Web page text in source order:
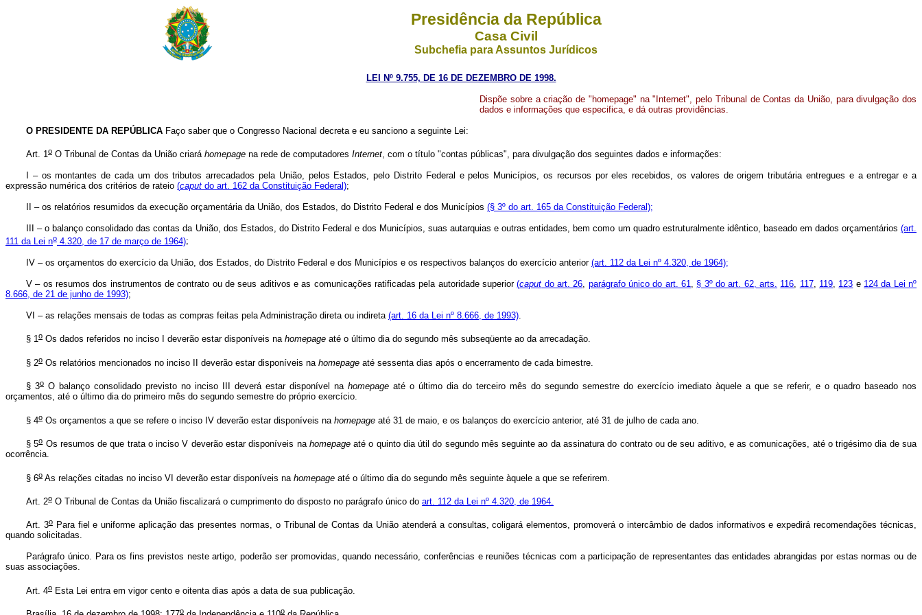
Presidência da República
Casa Civil
Subchefia para Assuntos Jurídicos
LEI Nº 9.755, DE 16 DE DEZEMBRO DE 1998.
Dispõe sobre a criação de "homepage" na "Internet", pelo Tribunal de Contas da União, para divulgação dos
dados e informações que especifica, e dá outras providências.
O PRESIDENTE DA REPÚBLICA Faço saber que o Congresso Nacional decreta e eu sanciono a seguinte Lei:
Art. 1o O Tribunal de Contas da União criará homepage na rede de computadores Internet, com o título "contas públicas", para divulgação dos seguintes dados e informações:
I – os montantes de cada um dos tributos arrecadados pela União, pelos Estados, pelo Distrito Federal e pelos Municípios, os recursos por eles recebidos, os valores de origem tributária entregues e a entregar e a
expressão numérica dos critérios de rateio (caput do art. 162 da Constituição Federal);
II – os relatórios resumidos da execução orçamentária da União, dos Estados, do Distrito Federal e dos Municípios (§ 3º do art. 165 da Constituição Federal);
III – o balanço consolidado das contas da União, dos Estados, do Distrito Federal e dos Municípios, suas autarquias e outras entidades, bem como um quadro estruturalmente idêntico, baseado em dados orçamentários (art.
111 da Lei no 4.320, de 17 de março de 1964);
IV – os orçamentos do exercício da União, dos Estados, do Distrito Federal e dos Municípios e os respectivos balanços do exercício anterior (art. 112 da Lei nº 4.320, de 1964);
V – os resumos dos instrumentos de contrato ou de seus aditivos e as comunicações ratificadas pela autoridade superior(caput do art. 26 parágrafo único do art. 61 § 3º do art. 62, arts. 116 117, 119 123 e 124 da Lei nº
8.666, de 21 de junho de 1993);
VI – as relações mensais de todas as compras feitas pela Administração direta ou indireta (art. 16 da Lei nº 8.666, de 1993)
§ 1o Os dados referidos no inciso I deverão estar disponíveis na homepage até o último dia do segundo mês subseqüente ao da arrecadação.
§ 2o Os relatórios mencionados no inciso II deverão estar disponíveis na homepage até sessenta dias após o encerramento de cada bimestre.
§ 3o O balanço consolidado previsto no inciso III deverá estar disponível na homepage até o último dia do terceiro mês do segundo semestre do exercício imediato àquele a que se referir, e o quadro baseado nos
orçamentos, até o último dia do primeiro mês do segundo semestre do próprio exercício.
§ 4o Os orçamentos a que se refere o inciso IV deverão estar disponíveis na homepage até 31 de maio, e os balanços do exercício anterior, até 31 de julho de cada ano.
§ 5oOs resumos de que trata o inciso V deverão estar disponíveis na homepageaté o quinto dia útil do segundo mês seguinte ao da assinatura do contrato ou de seu aditivo, e as comunicações, até o trigésimo dia de sua
ocorrência.
§ 6o As relações citadas no inciso VI deverão estar disponíveis na homepage até o último dia do segundo mês seguinte àquele a que se referirem.
Art. 2o O Tribunal de Contas da União fiscalizará o cumprimento do disposto no parágrafo único do art. 112 da Lei nº 4.320, de 1964.
Art. 3oPara fiel e uniforme aplicação das presentes normas, o Tribunal de Contas da União atenderá a consultas, coligará elementos, promoverá o intercâmbio de dados informativos e expedirá recomendações técnicas,
quando solicitadas.
Parágrafo único. Para os fins previstos neste artigo, poderão ser promovidas, quando necessário, conferências e reuniões técnicas com a participação de representantes das entidades abrangidas por estas normas ou de
suas associações.
Art. 4o Esta Lei entra em vigor cento e oitenta dias após a data de sua publicação.
o o